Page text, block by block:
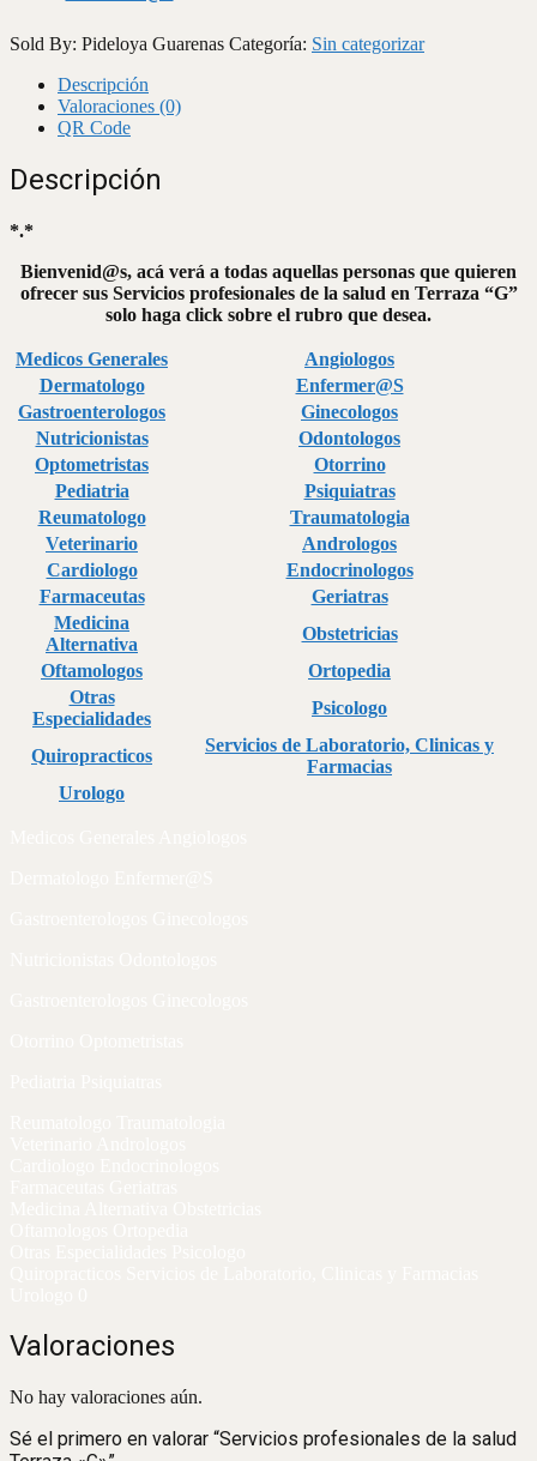
Sold By: Pideloya Guarenas Categoría: Sin categorizar
Descripción
Valoraciones (0)
QR Code
Descripción
*.*
Bienvenid@s, acá verá a todas aquellas personas que quieren
ofrecer sus Servicios profesionales de la salud en Terraza “G”
solo haga click sobre el rubro que desea.
Medicos Generales
Angiologos
Dermatologo
Enfermer@S
Gastroenterologos
Ginecologos
Nutricionistas
Odontologos
Optometristas
Otorrino
Pediatria
Psiquiatras
Reumatologo
Traumatologia
Veterinario
Andrologos
Cardiologo
Endocrinologos
Farmaceutas
Geriatras
Medicina
Alternativa
Obstetricias
Oftamologos
Ortopedia
Otras
Especialidades
Psicologo
Quiropracticos
Servicios de Laboratorio, Clinicas y
Farmacias
Urologo
Valoraciones
No hay valoraciones aún.
Sé el primero en valorar “Servicios profesionales de la salud